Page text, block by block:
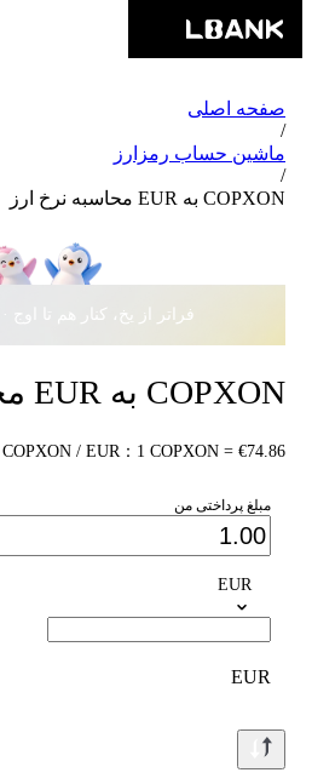
صفحه اصلی
/
ماشین حساب رمزارز
/
COPXON به EUR محاسبه نرخ ارز
COPXON به EUR محاسبه نرخ ارز
COPXON / EUR：1 COPXON = €74.86
مبلغ پرداختی من
EUR
EUR